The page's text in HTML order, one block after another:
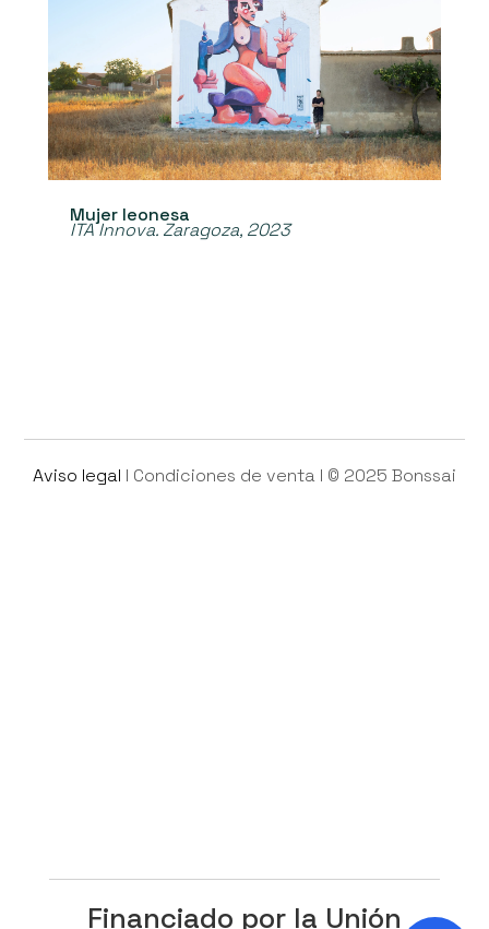
Mujer leonesa
ITA Innova. Zaragoza, 2023
Aviso legal l Condiciones de venta l © 2025 Bonssai
Financiado por la Unión